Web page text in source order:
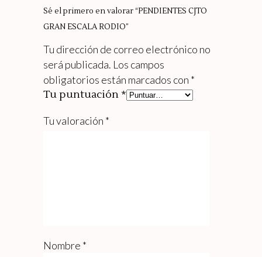
Sé el primero en valorar “PENDIENTES CJTO
GRAN ESCALA RODIO”
Tu dirección de correo electrónico no
será publicada. Los campos
obligatorios están marcados con *
Tu puntuación *
Tu valoración *
Nombre *